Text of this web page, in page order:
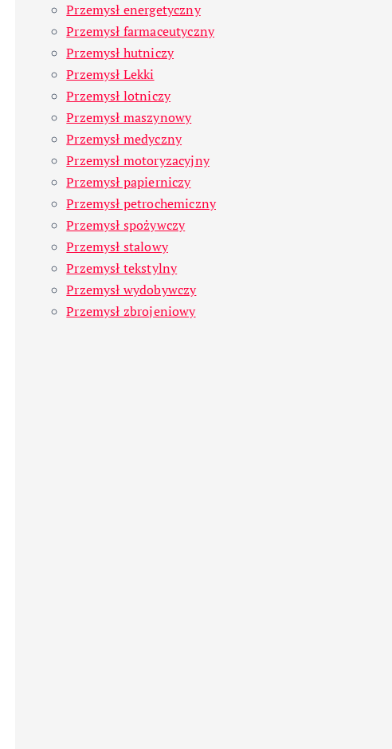
Przemysł energetyczny
Przemysł farmaceutyczny
Przemysł hutniczy
Przemysł Lekki
Przemysł lotniczy
Przemysł maszynowy
Przemysł medyczny
Przemysł motoryzacyjny
Przemysł papierniczy
Przemysł petrochemiczny
Przemysł spożywczy
Przemysł stalowy
Przemysł tekstylny
Przemysł wydobywczy
Przemysł zbrojeniowy